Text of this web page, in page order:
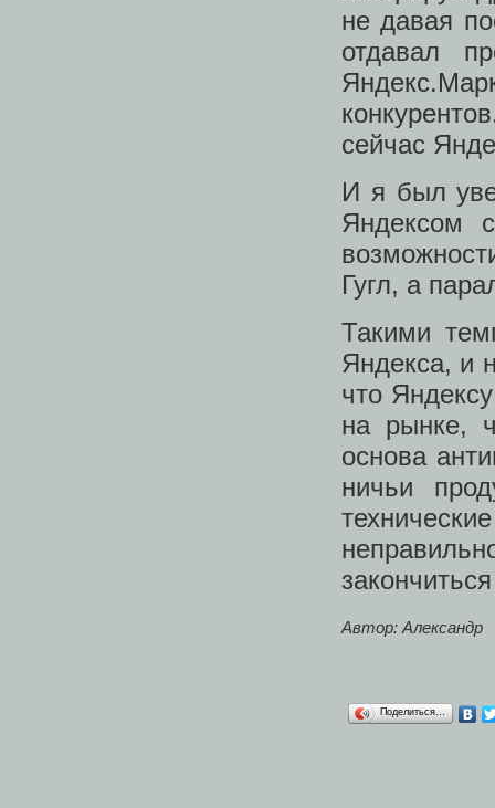
не давая
отдавал
сейчас
И я был
Яндексом
Гугл, а
Такими
Яндекса, и
что
на рынке,
основа
ничьи
Автор: Александр
Поделиться…